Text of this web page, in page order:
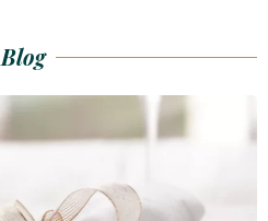
Blog